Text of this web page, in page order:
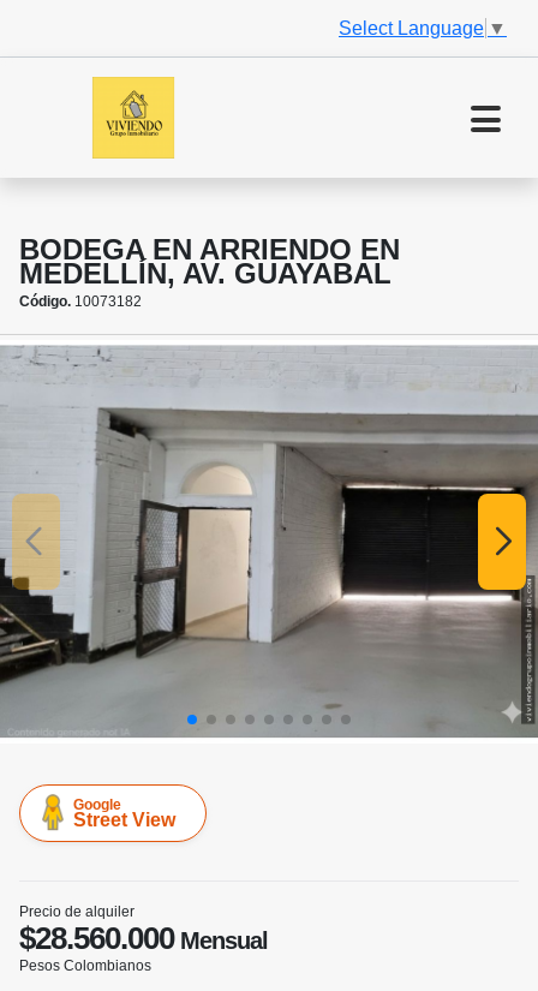
Select Language ▼
BODEGA EN ARRIENDO EN
MEDELLÍN, AV. GUAYABAL
Código. 10073182
Google
Street View
Precio de alquiler
$28.560.000Mensual
Pesos Colombianos